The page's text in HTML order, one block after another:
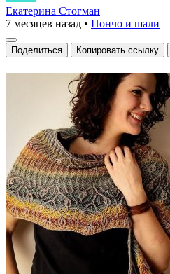
с
объемным
узором
Екатерина Стогман
7 месяцев назад • Пончо и шали
Поделиться Копировать ссылку